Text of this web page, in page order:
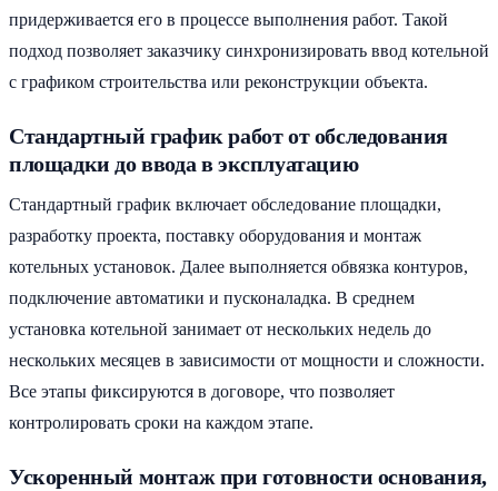
придерживается его в процессе выполнения работ. Такой
подход позволяет заказчику синхронизировать ввод котельной
с графиком строительства или реконструкции объекта.
Стандартный график работ от обследования
площадки до ввода в эксплуатацию
Стандартный график включает обследование площадки,
разработку проекта, поставку оборудования и монтаж
котельных установок. Далее выполняется обвязка контуров,
подключение автоматики и пусконаладка. В среднем
установка котельной занимает от нескольких недель до
нескольких месяцев в зависимости от мощности и сложности.
Все этапы фиксируются в договоре, что позволяет
контролировать сроки на каждом этапе.
Ускоренный монтаж при готовности основания,